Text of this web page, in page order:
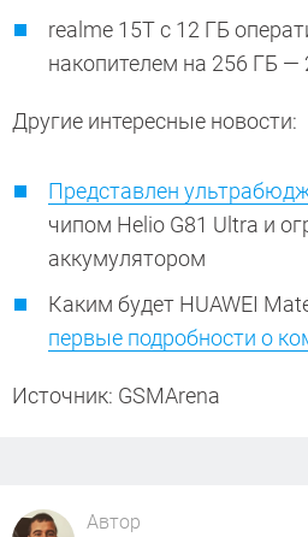
realme 15T с 12 ГБ
накопителем на 256 ГБ —
Другие интересные новости:
Представлен
чипом Helio G81 Ultra и
аккумулятором
Каким будет HUAWEI
первые подробности о
Источник: GSMArena
Автор